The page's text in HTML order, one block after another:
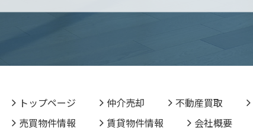
トップページ 仲介売却 不動産買取
売買物件情報
賃貸物件情報 会社概要